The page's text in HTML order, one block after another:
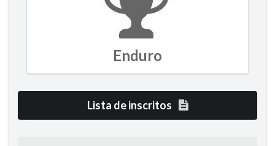
Enduro
Lista de inscritos